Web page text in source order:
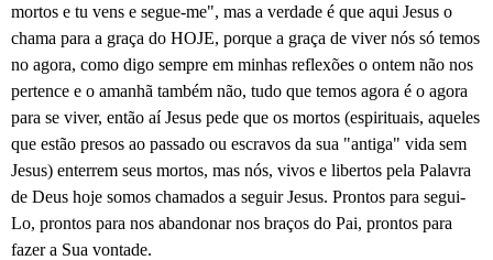
mortos e tu vens e segue-me", mas a verdade é que aqui Jesus o
chama para a graça do HOJE, porque a graça de viver nós só temos
no agora, como digo sempre em minhas reflexões o ontem não nos
pertence e o amanhã também não, tudo que temos agora é o agora
para se viver, então aí Jesus pede que os mortos (espirituais, aqueles
que estão presos ao passado ou escravos da sua "antiga" vida sem
Jesus) enterrem seus mortos, mas nós, vivos e libertos pela Palavra
de Deus hoje somos chamados a seguir Jesus. Prontos para segui-
Lo, prontos para nos abandonar nos braços do Pai, prontos para
fazer a Sua vontade.